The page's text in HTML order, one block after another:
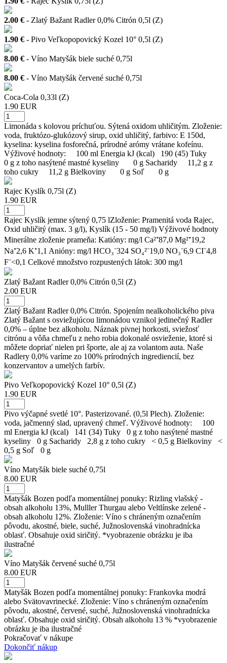
2.00 € - Zlatý Bažant Radler 0,0% Citrón 0,5l (Z)
1.90 € - Pivo Veľkopopovický Kozel 10° 0,5l (Z)
8.00 € - Víno Matyšák biele suché 0,75l
8.00 € - Víno Matyšák červené suché 0,75l
Coca-Cola 0,33l (Z)
1.90 EUR
Limonáda s kolovou príchuťou. Sýtená oxidom uhličitým. Zloženie:
voda, fruktózo-glukózový sirup, oxid uhličitý, farbivo: E 150d,
kyselina: kyselina fosforečná, prírodné arómy vrátane kofeínu.
Výživové hodnoty: 100 ml Energia kJ (kcal) 190 (45) Tuky
0 g z toho nasýtené mastné kyseliny 0 g Sacharidy 11,2 g z
toho cukry 11,2 g Bielkoviny 0 g Soľ 0 g
Rajec Kyslík 0,75l (Z)
1.90 EUR
Rajec Kyslík jemne sýtený 0,75 lZloženie: Pramenitá voda Rajec,
Oxid uhličitý (max. 3 g/l), Kyslík (15 - 50 mg/l) Výživové hodnoty
Minerálne zloženie prameňa: Katióny: mg/l Ca²⁺87,0 Mg²⁺19,2
Na⁺2,6 K⁺1,1 Anióny: mg/l HCO₃⁻324 SO₄²⁻19,0 NO₃⁻6,9 CI⁻4,8
F⁻<0,1 Celkové množstvo rozpustených látok: 300 mg/l
Zlatý Bažant Radler 0,0% Citrón 0,5l (Z)
2.00 EUR
Zlatý Bažant Radler 0,0% Citrón. Spojením nealkoholického piva
Zlatý Bažant s osviežujúcou limonádou vznikol jedinečný Radler
0,0% – úplne bez alkoholu. Náznak pivnej horkosti, sviežosť
citrónu a vôňa chmeľu z neho robia dokonalé osvieženie, ktoré si
môžete dopriať nielen pri športe, ale aj za volantom auta. Naše
Radlery 0,0% varíme zo 100% prírodných ingrediencií, bez
konzervantov a umelých farbív.
Pivo Veľkopopovický Kozel 10° 0,5l (Z)
1.90 EUR
Pivo výčapné svetlé 10°. Pasterizované. (0,5l Plech). Zloženie:
voda, jačmenný slad, upravený chmeľ. Výživové hodnoty: 100
ml Energia kJ (kcal) 141 (34) Tuky 0 g z toho nasýtené mastné
kyseliny 0 g Sacharidy 2,8 g z toho cukry < 0,5 g Bielkoviny <
0,5 g Soľ 0 g
Víno Matyšák biele suché 0,75l
8.00 EUR
Matyšák Bozen podľa momentálnej ponuky: Rizling vlašský -
obsah alkoholu 13%, Mulller Thurgau alebo Veltlínske zelené -
obsah alkoholu 12%. Zloženie: Víno s chráneným označením
pôvodu, akostné, biele, suché, Južnoslovenská vinohradnícka
oblasť. Obsahuje oxid siričitý. *vyobrazenie obrázku je iba
ilustračné
Víno Matyšák červené suché 0,75l
8.00 EUR
Matyšák Bozen podľa momentálnej ponuky: Frankovka modrá
alebo Svätovavrinecké. Zloženie: Víno s chráneným označením
pôvodu, akostné, červené, suché, Južnoslovenská vinohradnícka
oblasť. Obsahuje oxid siričitý. Obsah alkoholu 13 % *vyobrazenie
obrázku je iba ilustračné
Pokračovať v nákupe
Dokončiť nákup